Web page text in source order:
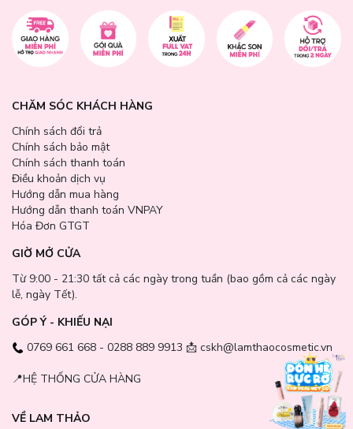
CHĂM SÓC KHÁCH HÀNG
Chính sách đổi trả
Chính sách bảo mật
Chính sách thanh toán
Điều khoản dịch vụ
Hướng dẫn mua hàng
Hướng dẫn thanh toán VNPAY
Hóa Đơn GTGT
GIỜ MỞ CỬA
Từ 9:00 - 21:30 tất cả các ngày trong tuần (bao gồm cả các ngày
lễ, ngày Tết).
GÓP Ý - KHIẾU NẠI
0769 661 668 - 0288 889 9913 📩 cskh@lamthaocosmetic.vn
📍HỆ THỐNG CỬA HÀNG
VỀ LAM THẢO